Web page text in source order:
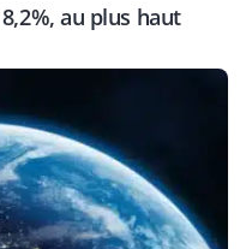
au plus haut